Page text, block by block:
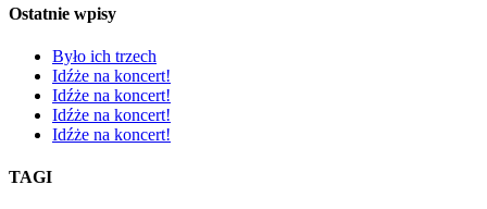
Ostatnie wpisy
Było ich trzech
Idźże na koncert!
Idźże na koncert!
Idźże na koncert!
Idźże na koncert!
TAGI